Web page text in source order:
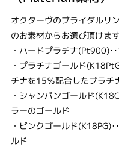
オクターヴのブライダルリ
のお素材からお選び頂けます
・ハードプラチナ
・プラチナゴールド
チナを15％配合したプラチ
・シャンパンゴールド
ラーのゴールド
・ピンクゴールド
ルド